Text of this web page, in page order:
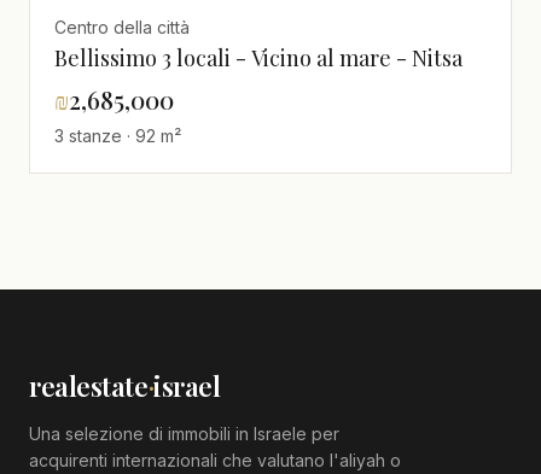
Centro della città
Bellissimo 3 locali - Vicino al mare - Nitsa
₪2,685,000
3 stanze · 92 m²
realestate·israel
Una selezione di immobili in Israele per
acquirenti internazionali che valutano l'aliyah o